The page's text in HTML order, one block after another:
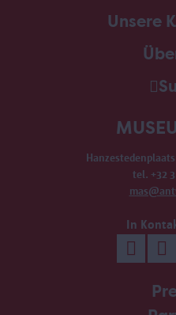
Unsere
tel. +32
In